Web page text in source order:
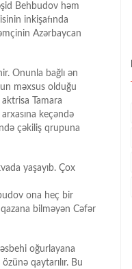
Behbudov həm
inkişafında
Azərbaycan
Onunla bağlı ən
məxsus olduğu
Tamara
keçəndə
çəkiliş qrupuna
yaşayıb. Çox
ona heç bir
bilməyən Cəfər
oğurlayana
qaytarılır. Bu